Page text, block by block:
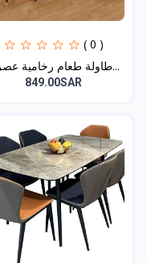
( 0 )
طاولة طعام رخامية عصرية...
849.00SAR